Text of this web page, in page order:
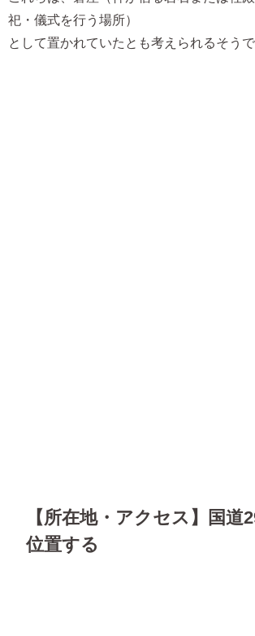
祀・儀式を行う場所）
として置かれていたとも考えられるそうで
【所在地・アクセス】国道
位置する